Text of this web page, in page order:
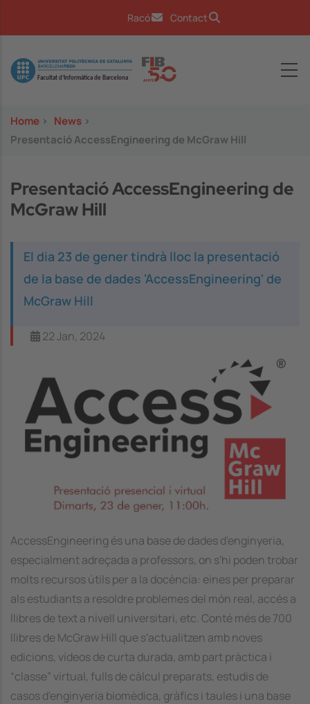
Racó Contact
Image
Home > News >
Presentació AccessEngineering de McGraw Hill
Presentació AccessEngineering de
McGraw Hill
El dia 23 de gener tindrà lloc la presentació
de la base de dades 'AccessEngineering' de
McGraw Hill
22 Jan, 2024
AccessEngineering és una base de dades d'enginyeria,
especialment adreçada a professors, on s'hi poden trobar
molts recursos útils per a la docència: eines per preparar
als estudiants a resoldre problemes del món real, accés a
llibres de text a nivell universitari, etc. Conté més de 700
llibres de McGraw Hill que s'actualitzen amb noves
edicions, vídeos de curta durada, amb part pràctica i
“classe” virtual, fulls de càlcul preparats, estudis de
casos d'enginyeria biomèdica, gràfics i taules i una base